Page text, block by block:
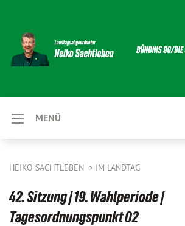
MENÜ
HEIKO SACHTLEBEN IM LANDTAG
42. Sitzung | 19. Wahlperiode |
Tagesordnungspunkt 02